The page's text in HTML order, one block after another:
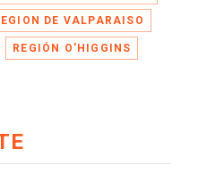
DE VALPARAISO
REGIÓN O'HIGGINS